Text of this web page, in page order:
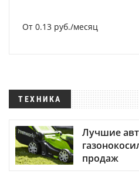
От 0.13 руб./месяц
ТЕХНИКА
Лучшие
продаж